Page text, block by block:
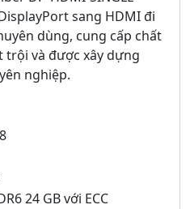
sang HDMI đi
dùng, cung cấp chất
và được xây dựng
nghiệp.
24 GB với ECC